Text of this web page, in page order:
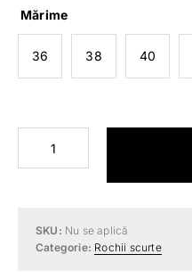
Mărime
36 38 40
Rochie
SKU: Nu se aplică
Categorie: Rochii scurte